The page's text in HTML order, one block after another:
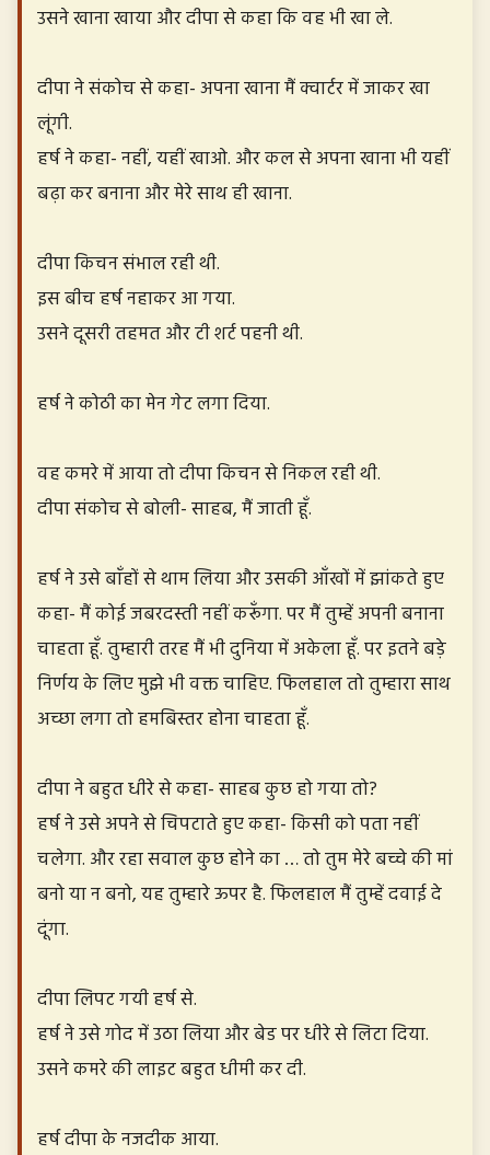
उसने खाना खाया और दीपा से कहा कि वह भी खा ले.
दीपा ने संकोच से कहा- अपना खाना मैं क्वार्टर में जाकर खा
लूंगी.
हर्ष ने कहा- नहीं, यहीं खाओ. और कल से अपना खाना भी यहीं
बढ़ा कर बनाना और मेरे साथ ही खाना.
दीपा किचन संभाल रही थी.
इस बीच हर्ष नहाकर आ गया.
उसने दूसरी तहमत और टी शर्ट पहनी थी.
हर्ष ने कोठी का मेन गेट लगा दिया.
वह कमरे में आया तो दीपा किचन से निकल रही थी.
दीपा संकोच से बोली- साहब, मैं जाती हूँ.
हर्ष ने उसे बाँहों से थाम लिया और उसकी आँखों में झांकते हुए
कहा- मैं कोई जबरदस्ती नहीं करूँगा. पर मैं तुम्हें अपनी बनाना
चाहता हूँ. तुम्हारी तरह मैं भी दुनिया में अकेला हूँ. पर इतने बड़े
निर्णय के लिए मुझे भी वक्त चाहिए. फिलहाल तो तुम्हारा साथ
अच्छा लगा तो हमबिस्तर होना चाहता हूँ.
दीपा ने बहुत धीरे से कहा- साहब कुछ हो गया तो?
हर्ष ने उसे अपने से चिपटाते हुए कहा- किसी को पता नहीं
चलेगा. और रहा सवाल कुछ होने का … तो तुम मेरे बच्चे की मां
बनो या न बनो, यह तुम्हारे ऊपर है. फिलहाल मैं तुम्हें दवाई दे
दूंगा.
दीपा लिपट गयी हर्ष से.
हर्ष ने उसे गोद में उठा लिया और बेड पर धीरे से लिटा दिया.
उसने कमरे की लाइट बहुत धीमी कर दी.
हर्ष दीपा के नजदीक आया.